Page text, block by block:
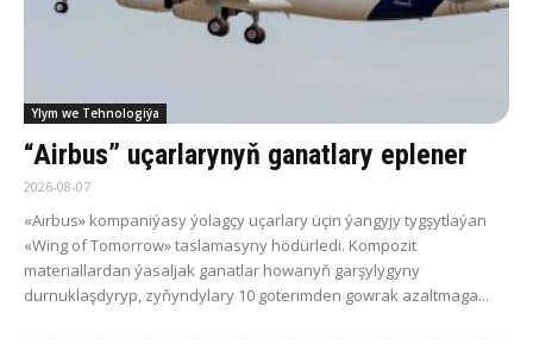
Ylym we Tehnologiýa
“Airbus” uçarlarynyň ganatlary eplener
2026-08-07
«Airbus» kompaniýasy ýolagçy uçarlary üçin ýangyjy tygşytlaýan
«Wing of Tomorrow» taslamasyny hödürledi. Kompozit
materiallardan ýasaljak ganatlar howanyň garşylygyny
durnuklaşdyryp, zyňyndylary 10 göterimden gowrak azaltmaga...